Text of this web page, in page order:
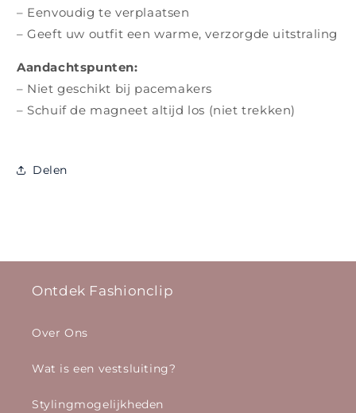
– Eenvoudig te verplaatsen
– Geeft uw outfit een warme, verzorgde uitstraling
Aandachtspunten:
– Niet geschikt bij pacemakers
– Schuif de magneet altijd los (niet trekken)
Delen
Ontdek Fashionclip
Over Ons
Wat is een vestsluiting?
Stylingmogelijkheden